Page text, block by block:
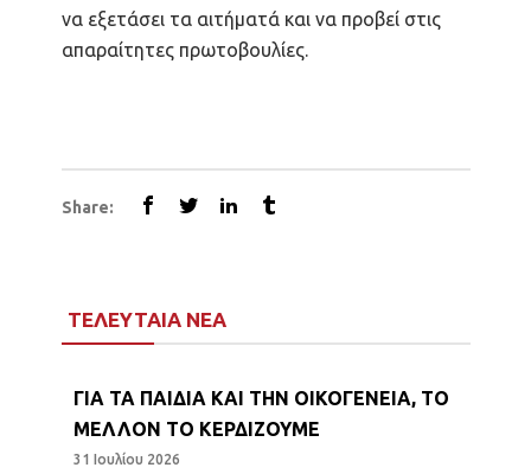
να εξετάσει τα αιτήματά και να προβεί στις
απαραίτητες πρωτοβουλίες.
Share:
ΤΕΛΕΥΤΑΙΑ ΝΕΑ
ΓΙΑ ΤΑ ΠΑΙΔΙΑ ΚΑΙ ΤΗΝ ΟΙΚΟΓΕΝΕΙΑ, ΤΟ
ΜΕΛΛΟΝ ΤΟ ΚΕΡΔΙΖΟΥΜΕ
31 Ιουλίου 2026